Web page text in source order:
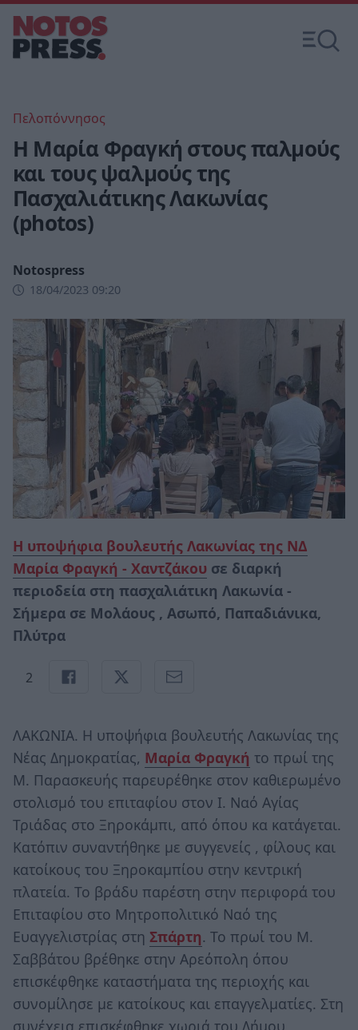
Πελοπόννησος
Η Μαρία Φραγκή στους παλμούς
και τους ψαλμούς της
Πασχαλιάτικης Λακωνίας
(photos)
Notospress
18/04/2023 09:20
Η υποψήφια βουλευτής Λακωνίας της ΝΔ
Μαρία Φραγκή - Χαντζάκου σε διαρκή
περιοδεία στη πασχαλιάτικη Λακωνία -
Σήμερα σε Μολάους , Ασωπό, Παπαδιάνικα,
Πλύτρα
2
ΛΑΚΩΝΙΑ. Η υποψήφια βουλευτής Λακωνίας της
Νέας Δημοκρατίας, Μαρία Φραγκή το πρωί της
Μ. Παρασκευής παρευρέθηκε στον καθιερωμένο
στολισμό του επιταφίου στον Ι. Ναό Αγίας
Τριάδας στο Ξηροκάμπι, από όπου κα κατάγεται.
Κατόπιν συναντήθηκε με συγγενείς , φίλους και
κατοίκους του Ξηροκαμπίου στην κεντρική
πλατεία. Το βράδυ παρέστη στην περιφορά του
Επιταφίου στο Μητροπολιτικό Ναό της
Ευαγγελιστρίας στη Σπάρτη. Το πρωί του Μ.
Σαββάτου βρέθηκε στην Αρεόπολη όπου
επισκέφθηκε καταστήματα της περιοχής και
συνομίλησε με κατοίκους και επαγγελματίες. Στη
συνέχεια επισκέφθηκε χωριά του Δήμου